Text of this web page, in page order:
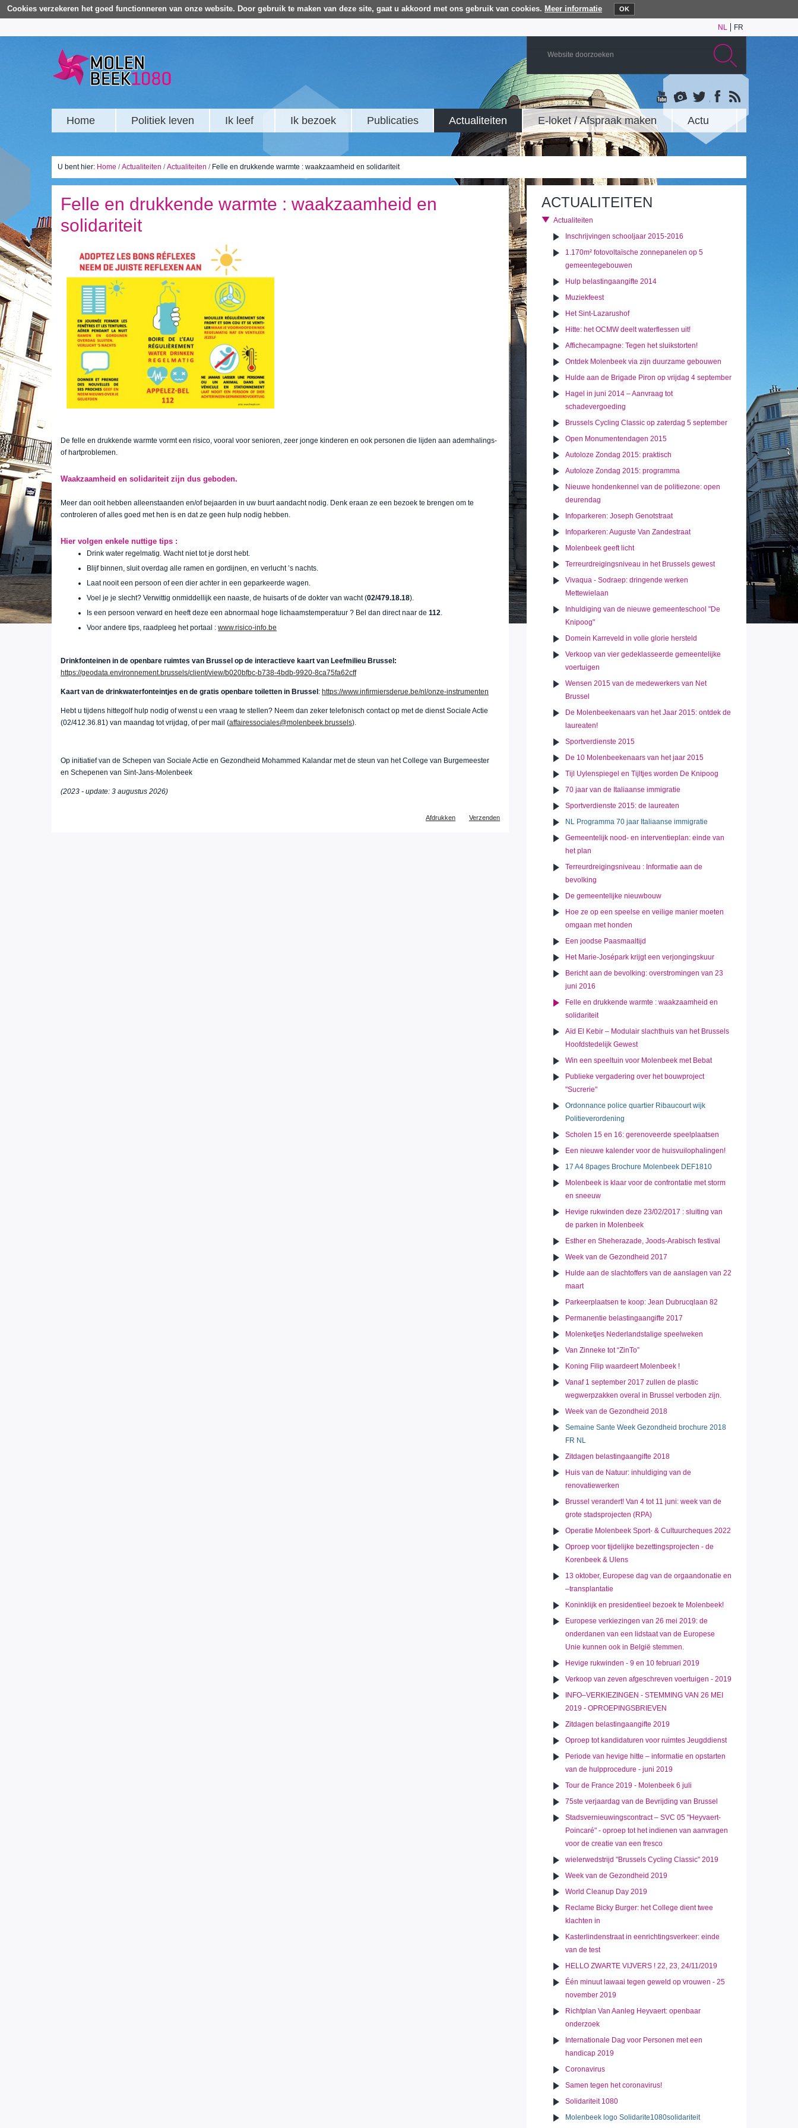
Cookies verzekeren het goed functionneren van onze website. Door gebruik te maken van deze site, gaat u akkoord met ons gebruik van cookies. Meer informatie OK
NL FR
Home Politiek leven Ik leef Ik bezoek Publicaties Actualiteiten E-loket / Afspraak maken Actu
U bent hier: Home /Actualiteiten /Actualiteiten / Felle en drukkende warmte : waakzaamheid en solidariteit
Felle en drukkende warmte : waakzaamheid en
solidariteit
De felle en drukkende warmte vormt een risico, vooral voor senioren, zeer jonge kinderen en ook personen die lijden aan ademhalings-
of hartproblemen.
Waakzaamheid en solidariteit zijn dus geboden.
Meer dan ooit hebben alleenstaanden en/of bejaarden in uw buurt aandacht nodig. Denk eraan ze een bezoek te brengen om te
controleren of alles goed met hen is en dat ze geen hulp nodig hebben.
Hier volgen enkele nuttige tips :
Drink water regelmatig. Wacht niet tot je dorst hebt.
Blijf binnen, sluit overdag alle ramen en gordijnen, en verlucht ’s nachts.
Laat nooit een persoon of een dier achter in een geparkeerde wagen.
Voel je je slecht? Verwittig onmiddellijk een naaste, de huisarts of de dokter van wacht (02/479.18.18).
Is een persoon verward en heeft deze een abnormaal hoge lichaamstemperatuur ? Bel dan direct naar de 112.
Voor andere tips, raadpleeg het portaal : www.risico-info.be
Drinkfonteinen in de openbare ruimtes van Brussel op de interactieve kaart van Leefmilieu Brussel:
https://geodata.environnement.brussels/client/view/b020bfbc-b738-4bdb-9920-8ca75fa62cff
Kaart van de drinkwaterfonteintjes en de gratis openbare toiletten in Brussel : https://www.infirmiersderue.be/nl/onze-instrumenten
Hebt u tijdens hittegolf hulp nodig of wenst u een vraag te stellen? Neem dan zeker telefonisch contact op met de dienst Sociale Actie
(02/412.36.81) van maandag tot vrijdag, of per mail (affairessociales@molenbeek.brussels).
Op initiatief van de Schepen van Sociale Actie en Gezondheid Mohammed Kalandar met de steun van het College van Burgemeester
en Schepenen van Sint-Jans-Molenbeek
(2023 - update: 3 augustus 2026)
Afdrukken Verzenden
ACTUALITEITEN
Actualiteiten
Inschrijvingen schooljaar 2015-2016
1.170m² fotovoltaïsche zonnepanelen op 5
gemeentegebouwen
Hulp belastingaangifte 2014
Muziekfeest
Het Sint-Lazarushof
Hitte: het OCMW deelt waterflessen uit!
Affichecampagne: Tegen het sluikstorten!
Ontdek Molenbeek via zijn duurzame gebouwen
Hulde aan de Brigade Piron op vrijdag 4 september
Hagel in juni 2014 – Aanvraag tot
schadevergoeding
Brussels Cycling Classic op zaterdag 5 september
Open Monumentendagen 2015
Autoloze Zondag 2015: praktisch
Autoloze Zondag 2015: programma
Nieuwe hondenkennel van de politiezone: open
deurendag
Infoparkeren: Joseph Genotstraat
Infoparkeren: Auguste Van Zandestraat
Molenbeek geeft licht
Terreurdreigingsniveau in het Brussels gewest
Vivaqua - Sodraep: dringende werken
Mettewielaan
Inhuldiging van de nieuwe gemeenteschool "De
Knipoog"
Domein Karreveld in volle glorie hersteld
Verkoop van vier gedeklasseerde gemeentelijke
voertuigen
Wensen 2015 van de medewerkers van Net
Brussel
De Molenbeekenaars van het Jaar 2015: ontdek de
laureaten!
Sportverdienste 2015
De 10 Molenbeekenaars van het jaar 2015
Tijl Uylenspiegel en Tijltjes worden De Knipoog
70 jaar van de Italiaanse immigratie
Sportverdienste 2015: de laureaten
NL Programma 70 jaar Italiaanse immigratie
Gemeentelijk nood- en interventieplan: einde van
het plan
Terreurdreigingsniveau : Informatie aan de
bevolking
De gemeentelijke nieuwbouw
Hoe ze op een speelse en veilige manier moeten
omgaan met honden
Een joodse Paasmaaltijd
Het Marie-Josépark krijgt een verjongingskuur
Bericht aan de bevolking: overstromingen van 23
juni 2016
Felle en drukkende warmte : waakzaamheid en
solidariteit
Aïd El Kebir – Modulair slachthuis van het Brussels
Hoofdstedelijk Gewest
Win een speeltuin voor Molenbeek met Bebat
Publieke vergadering over het bouwproject
"Sucrerie"
Ordonnance police quartier Ribaucourt wijk
Politieverordening
Scholen 15 en 16: gerenoveerde speelplaatsen
Een nieuwe kalender voor de huisvuilophalingen!
17 A4 8pages Brochure Molenbeek DEF1810
Molenbeek is klaar voor de confrontatie met storm
en sneeuw
Hevige rukwinden deze 23/02/2017 : sluiting van
de parken in Molenbeek
Esther en Sheherazade, Joods-Arabisch festival
Week van de Gezondheid 2017
Hulde aan de slachtoffers van de aanslagen van 22
maart
Parkeerplaatsen te koop: Jean Dubrucqlaan 82
Permanentie belastingaangifte 2017
Molenketjes Nederlandstalige speelweken
Van Zinneke tot “ZinTo”
Koning Filip waardeert Molenbeek !
Vanaf 1 september 2017 zullen de plastic
wegwerpzakken overal in Brussel verboden zijn.
Week van de Gezondheid 2018
Semaine Sante Week Gezondheid brochure 2018
FR NL
Zitdagen belastingaangifte 2018
Huis van de Natuur: inhuldiging van de
renovatiewerken
Brussel verandert! Van 4 tot 11 juni: week van de
grote stadsprojecten (RPA)
Operatie Molenbeek Sport- & Cultuurcheques 2022
Oproep voor tijdelijke bezettingsprojecten - de
Korenbeek & Ulens
13 oktober, Europese dag van de orgaandonatie en
–transplantatie
Koninklijk en presidentieel bezoek te Molenbeek!
Europese verkiezingen van 26 mei 2019: de
onderdanen van een lidstaat van de Europese
Unie kunnen ook in België stemmen.
Hevige rukwinden - 9 en 10 februari 2019
Verkoop van zeven afgeschreven voertuigen - 2019
INFO–VERKIEZINGEN - STEMMING VAN 26 MEI
2019 - OPROEPINGSBRIEVEN
Zitdagen belastingaangifte 2019
Oproep tot kandidaturen voor ruimtes Jeugddienst
Periode van hevige hitte – informatie en opstarten
van de hulpprocedure - juni 2019
Tour de France 2019 - Molenbeek 6 juli
75ste verjaardag van de Bevrijding van Brussel
Stadsvernieuwingscontract – SVC 05 "Heyvaert-
Poincaré" - oproep tot het indienen van aanvragen
voor de creatie van een fresco
wielerwedstrijd "Brussels Cycling Classic" 2019
Week van de Gezondheid 2019
World Cleanup Day 2019
Reclame Bicky Burger: het College dient twee
klachten in
Kasterlindenstraat in eenrichtingsverkeer: einde
van de test
HELLO ZWARTE VIJVERS ! 22, 23, 24/11/2019
Één minuut lawaai tegen geweld op vrouwen - 25
november 2019
Richtplan Van Aanleg Heyvaert: openbaar
onderzoek
Internationale Dag voor Personen met een
handicap 2019
Coronavirus
Samen tegen het coronavirus!
Solidariteit 1080
Molenbeek logo Solidarite1080solidariteit